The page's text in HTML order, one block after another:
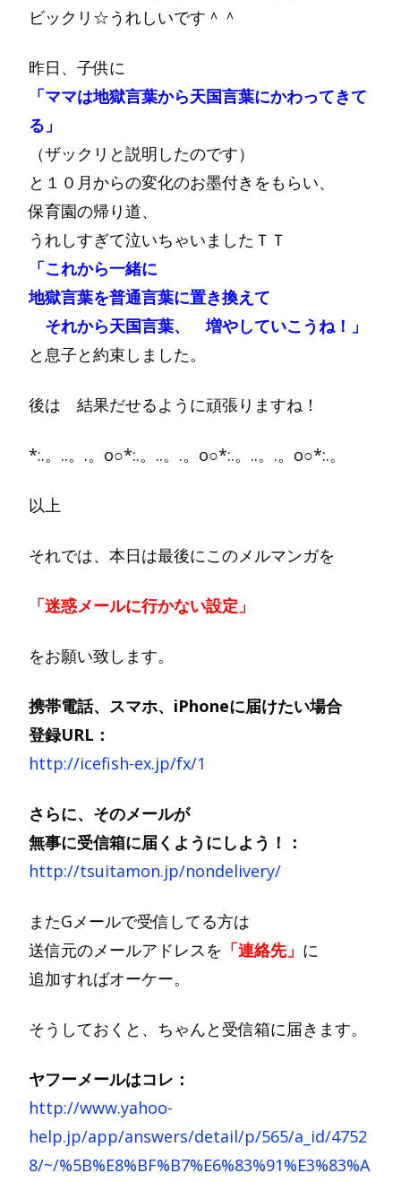
ビックリ☆うれしいです＾＾
昨日、子供に
「ママは地獄言葉から天国言葉にかわってきて
る」
（ザックリと説明したのです）
と１０月からの変化のお墨付きをもらい、
保育園の帰り道、
うれしすぎて泣いちゃいましたＴＴ
「これから一緒に
地獄言葉を普通言葉に置き換えて
それから天国言葉、 増やしていこうね！」
と息子と約束しました。
後は 結果だせるように頑張りますね！
*:.。..。.。o○*:.。..。.。o○*:.。..。.。o○*:.。
以上
それでは、本日は最後にこのメルマンガを
「迷惑メールに行かない設定」
をお願い致します。
携帯電話、スマホ、iPhoneに届けたい場合
登録URL：
http://icefish-ex.jp/fx/1
さらに、そのメールが
無事に受信箱に届くようにしよう！：
http://tsuitamon.jp/nondelivery/
またGメールで受信してる方は
送信元のメールアドレスを 「連絡先」 に
追加すればオーケー。
そうしておくと、ちゃんと受信箱に届きます。
ヤフーメールはコレ：
http://www.yahoo-
help.jp/app/answers/detail/p/565/a_id/4752
8/~/%5B%E8%BF%B7%E6%83%91%E3%83%A